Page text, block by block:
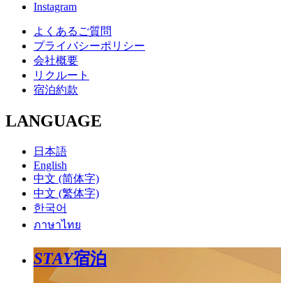
Instagram
よくあるご質問
プライバシーポリシー
会社概要
リクルート
宿泊約款
LANGUAGE
日本語
English
中文 (简体字)
中文 (繁体字)
한국어
ภาษาไทย
STAY宿泊